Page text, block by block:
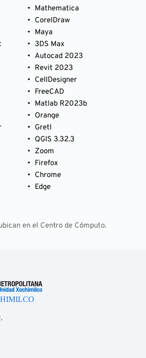
Mathematica
CorelDraw
Maya
3DS Max
Autocad 2023
Revit 2023
CellDesigner
FreeCAD
Matlab R2023b
Orange
Gretl
QGIS 3.32.3
Zoom
Firefox
Chrome
Edge
en el Centro de Cómputo.